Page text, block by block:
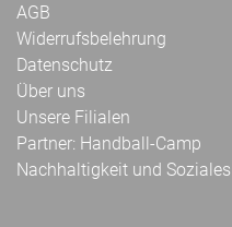
AGB
Widerrufsbelehrung
Datenschutz
Über uns
Unsere Filialen
Partner: Handball-Camp
Nachhaltigkeit und Soziales